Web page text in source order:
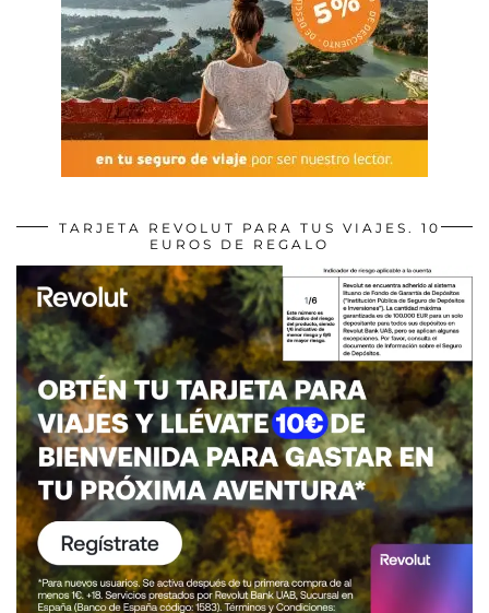
TARJETA REVOLUT PARA TUS VIAJES. 10
EUROS DE REGALO